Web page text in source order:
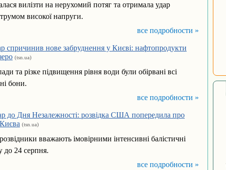
вилізти на нерухомий потяг та отримала удар
високої напруги.
все подробности »
спричинив нове забруднення у Києві: нафтопродукти
(tsn.ua)
та різке підвищення рівня води були обірвані всі
бони.
все подробности »
до Дня Незалежності: розвідка США попередила про
(tsn.ua)
вважають імовірними інтенсивні балістичні
до 24 серпня.
все подробности »